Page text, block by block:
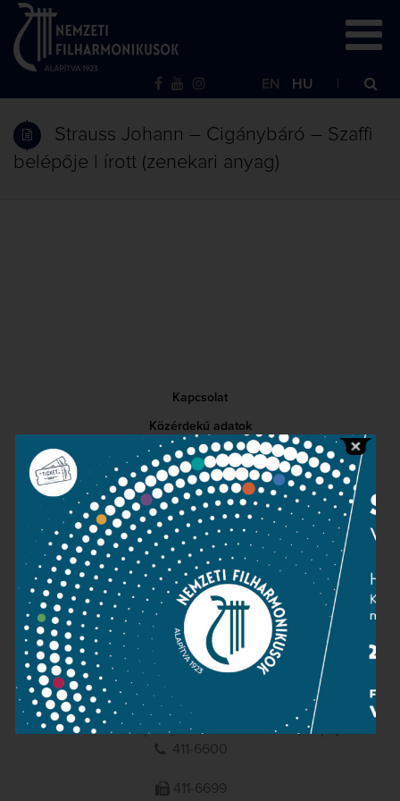
EN HU
Strauss Johann – Cigánybáró – Szaffi
belépője | írott (zenekari anyag)
Kapcsolat
Közérdekű adatok
Sajtószoba
Adatvédelem
Impresszum
NEMZETI
FILHARMONIKUSOK
1095 Budapest, Komor Marcell u. 1. (Müpa)
411-6600
411-6699